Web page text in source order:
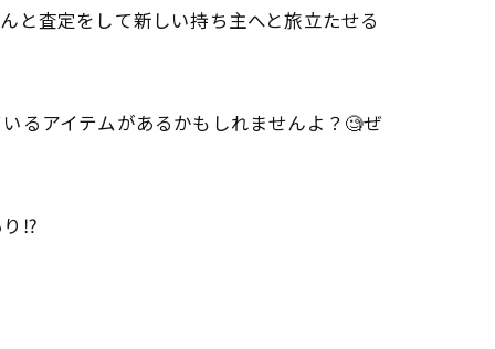
と査定をして新しい持ち主へと旅立たせる
るアイテムがあるかもしれませんよ？🧐ぜ
り⁉️